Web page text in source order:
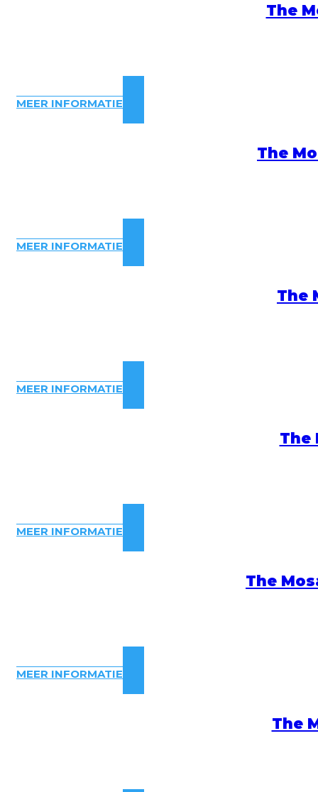
The
MEER INFORMATIE
The
MEER INFORMATIE
The
MEER INFORMATIE
The
MEER INFORMATIE
The
MEER INFORMATIE
The